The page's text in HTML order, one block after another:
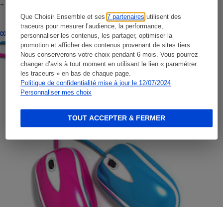
Que Choisir Ensemble et ses7 partenaires utilisent des
traceurs pour mesurer l’audience, la performance,
personnaliser les contenus, les partager, optimiser la
promotion et afficher des contenus provenant de sites tiers.
Nous conserverons votre choix pendant 6 mois. Vous pourrez
changer d’avis à tout moment en utilisant le lien « paramétrer
les traceurs » en bas de chaque page.
Politique de confidentialité mise à jour le 12/07/2024
Personnaliser mes choix
TOUT ACCEPTER & FERMER
- Premières impressions
CONSEILS